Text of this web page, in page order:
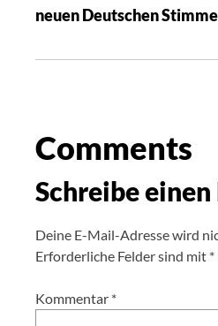
neuen Deutschen
Comments
Schreibe
Deine E-Mail-Adresse wird
Erforderliche Felder sind mit *
Kommentar *